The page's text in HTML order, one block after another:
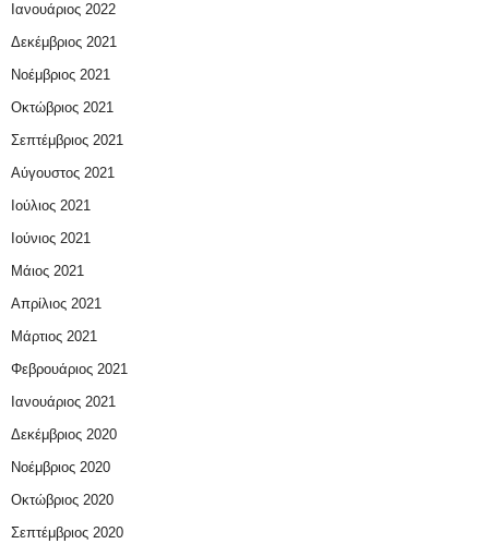
Ιανουάριος 2022
Δεκέμβριος 2021
Νοέμβριος 2021
Οκτώβριος 2021
Σεπτέμβριος 2021
Αύγουστος 2021
Ιούλιος 2021
Ιούνιος 2021
Μάιος 2021
Απρίλιος 2021
Μάρτιος 2021
Φεβρουάριος 2021
Ιανουάριος 2021
Δεκέμβριος 2020
Νοέμβριος 2020
Οκτώβριος 2020
Σεπτέμβριος 2020